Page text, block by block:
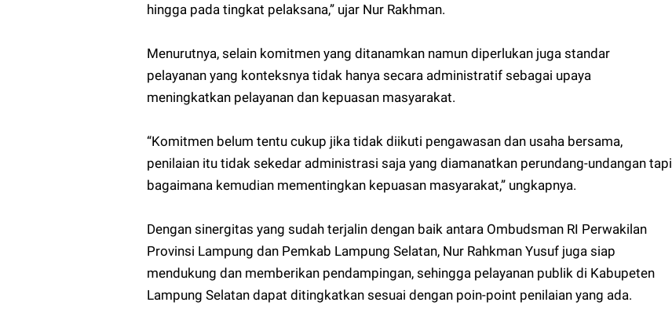
hingga pada tingkat pelaksana,” ujar Nur Rakhman.
Menurutnya, selain komitmen yang ditanamkan namun diperlukan juga standar
pelayanan yang konteksnya tidak hanya secara administratif sebagai upaya
meningkatkan pelayanan dan kepuasan masyarakat.
“Komitmen belum tentu cukup jika tidak diikuti pengawasan dan usaha bersama,
penilaian itu tidak sekedar administrasi saja yang diamanatkan perundang-undangan tapi
bagaimana kemudian mementingkan kepuasan masyarakat,” ungkapnya.
Dengan sinergitas yang sudah terjalin dengan baik antara Ombudsman RI Perwakilan
Provinsi Lampung dan Pemkab Lampung Selatan, Nur Rahkman Yusuf juga siap
mendukung dan memberikan pendampingan, sehingga pelayanan publik di Kabupeten
Lampung Selatan dapat ditingkatkan sesuai dengan poin-point penilaian yang ada.